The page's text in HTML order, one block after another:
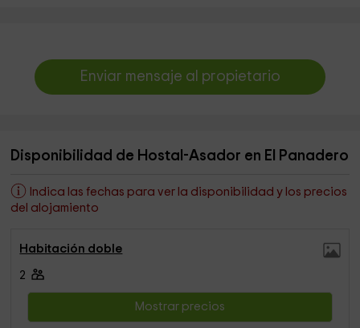
Enviar mensaje al propietario
Disponibilidad de Hostal-Asador en El Panadero
Indica las fechas para ver la disponibilidad y los precios
del alojamiento
Habitación doble
2
Mostrar precios